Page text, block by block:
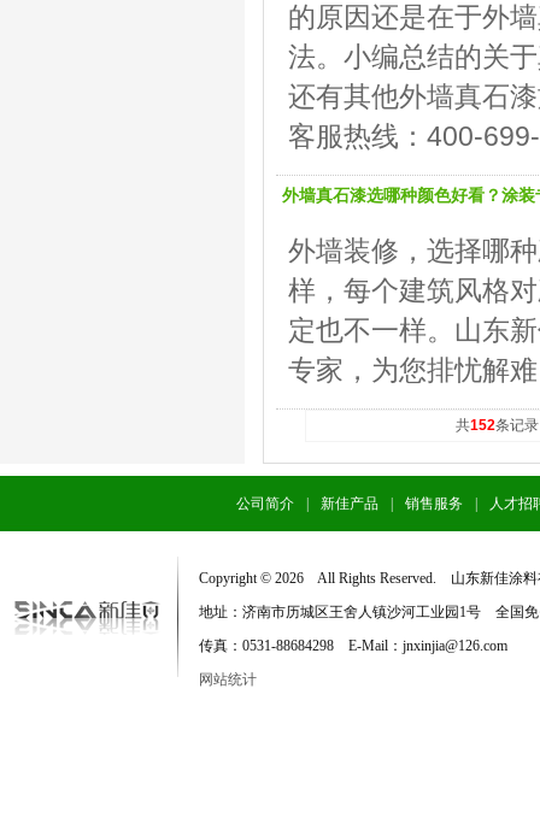
的原因还是在于外
法。小编总结的关
还有其他外墙真石
客服热线：400-
外墙真石漆选哪种颜色好看？涂
外墙装修，选择哪
样，每个建筑风格
定也不一样。山东
专家，为您排忧解
共152条记
公司简介 新佳产品 销售服务 人才招
Copyright © 2026 All Rights Reserved. 山东新佳涂
地址：济南市历城区王舍人镇沙河工业园1号 全国
传真：0531-88684298 E-Mail：jnxinjia@126.com
网站统计